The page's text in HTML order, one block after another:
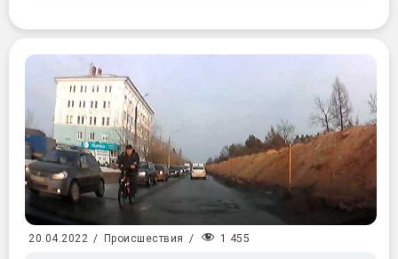
20.04.2022 / Происшествия / 1 455